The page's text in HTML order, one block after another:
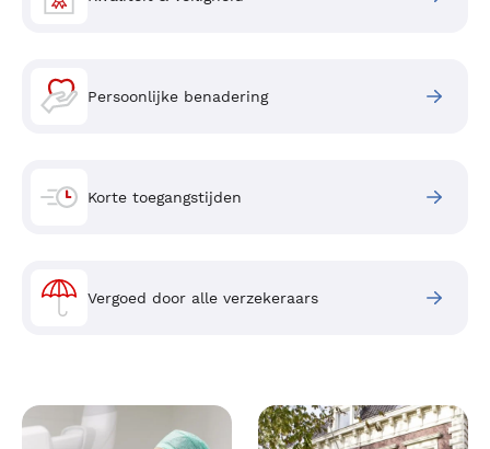
Persoonlijke benadering
Korte toegangstijden
Vergoed door alle verzekeraars